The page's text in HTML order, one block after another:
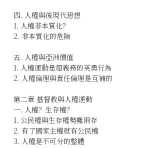
四. 人權與後現代思想
1. 人權非本質化？
2. 非本質化的危險
五. 人權與亞洲價值
1. 人權運動是超義務的英勇行為
2. 人權倫理與責任倫理是互補的
第二章 基督教與人權運動
一. 人權？生存權？
1. 公民權與生存權勢難兩存
2. 有了國家主權就有公民權
3. 人權是不可分的整體